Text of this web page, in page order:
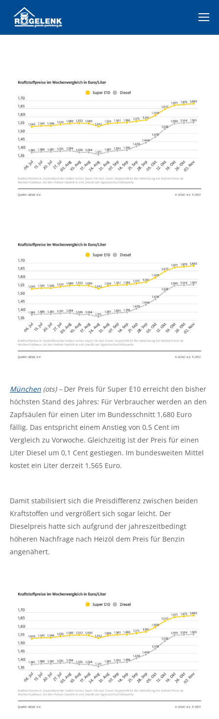
München (ots) – Der Preis für Super E10 erreicht den bisher
höchsten Stand des Jahres: Für Verbraucher werden an den
Zapfsäulen für einen Liter im Bundesschnitt 1,680 Euro
fällig. Das entspricht einem Anstieg von 0,5 Cent im
Vergleich zu Vorwoche. Gleichzeitig ist der Preis für einen
Liter Diesel um 0,1 Cent gestiegen. Im bundesweiten Mittel
kostet ein Liter derzeit 1,565 Euro.
Damit stabilisiert sich die Preisdifferenz zwischen beiden
Kraftstoffen und vergrößert sich sogar leicht. Der
Dieselpreis hatte sich aufgrund der jahreszeitbedingt
höheren Nachfrage nach Heizöl dem Preis für Benzin
angenähert.